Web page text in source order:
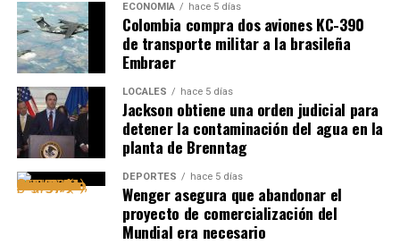
ECONOMÍA hace 5 días
Colombia compra dos aviones KC-390
de transporte militar a la brasileña
Embraer
LOCALES hace 5 días
Jackson obtiene una orden judicial para
detener la contaminación del agua en la
planta de Brenntag
DEPORTES hace 5 días
Wenger asegura que abandonar el
proyecto de comercialización del
Mundial era necesario